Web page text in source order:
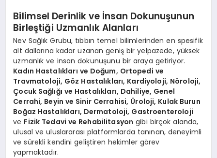
Bilimsel Derinlik ve İnsan Dokunuşunun
Birleştiği Uzmanlık Alanları
Nev Sağlık Grubu, tıbbın temel bilimlerinden en spesifik
alt dallarına kadar uzanan geniş bir yelpazede, yüksek
uzmanlık ve insan dokunuşunu bir araya getiriyor.
Kadın Hastalıkları ve Doğum, Ortopedi ve
Travmatoloji, Göz Hastalıkları, Kardiyoloji, Nöroloji,
Çocuk Sağlığı ve Hastalıkları, Dahiliye, Genel
Cerrahi, Beyin ve Sinir Cerrahisi, Üroloji, Kulak Burun
Boğaz Hastalıkları, Dermatoloji, Gastroenteroloji
ve Fizik Tedavi ve Rehabilitasyon gibi birçok alanda,
ulusal ve uluslararası platformlarda tanınan, deneyimli
ve sürekli kendini geliştiren hekimler görev
yapmaktadır.